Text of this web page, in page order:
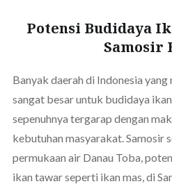
Potensi Budidaya
Samosir
Banyak daerah di Indonesia
sangat besar untuk budidaya
sepenuhnya tergarap dengan
kebutuhan masyarakat. Samosir
permukaan air Danau Toba,
ikan tawar seperti ikan mas, di